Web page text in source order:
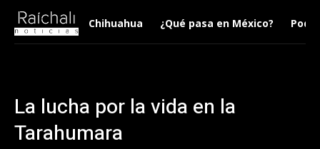
Chihuahua ¿Qué pasa en México?
La lucha por la vida en la
Tarahumara